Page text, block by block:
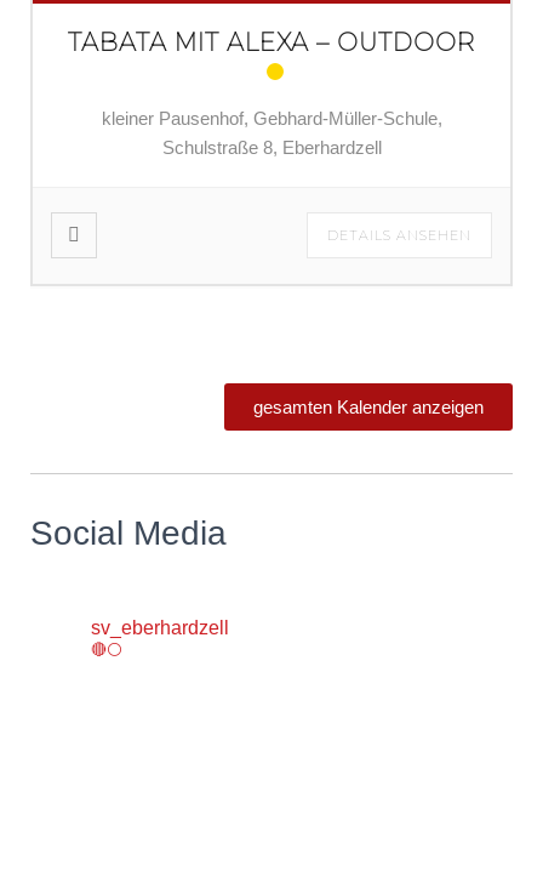
TABATA MIT ALEXA – OUTDOOR
kleiner Pausenhof, Gebhard-Müller-Schule,
Schulstraße 8, Eberhardzell
DETAILS ANSEHEN
gesamten Kalender anzeigen
Social Media
sv_eberhardzell
🔴⚪️